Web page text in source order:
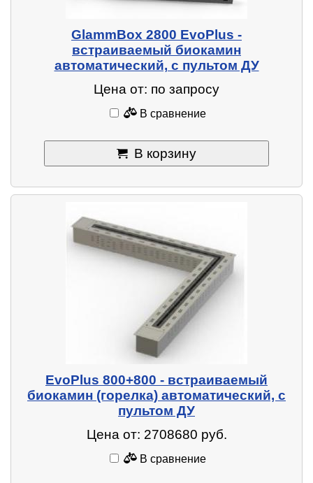
GlammBox 2800 EvoPlus -
встраиваемый биокамин
автоматический, с пультом ДУ
Цена от: по запросу
В сравнение
В корзину
EvoPlus 800+800 - встраиваемый
биокамин (горелка) автоматический, с
пультом ДУ
Цена от: 2708680 руб.
В сравнение